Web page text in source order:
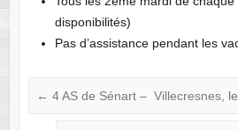
disponibilités)
Pas d’assistance pendant les
← 4 AS de Sénart – Villecresnes,